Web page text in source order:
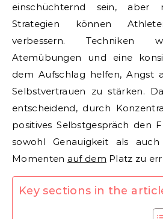
einschüchternd sein,
Strategien können
verbessern. Techniken
Atemübungen und eine
dem Aufschlag helfen, Angst
Selbstvertrauen zu stärken.
entscheidend, durch
positives Selbstgespräch den
sowohl Genauigkeit als
Momenten auf dem Platz zu
Key sections in the